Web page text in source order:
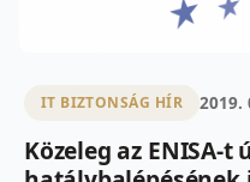
IT BIZTONSÁG HÍR 2019.
Közeleg az